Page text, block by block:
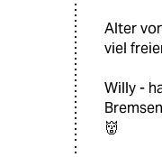
Alter
viel
Willy -
👹